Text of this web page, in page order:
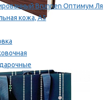
Brunnen Оптимум Ля
кожа, А5